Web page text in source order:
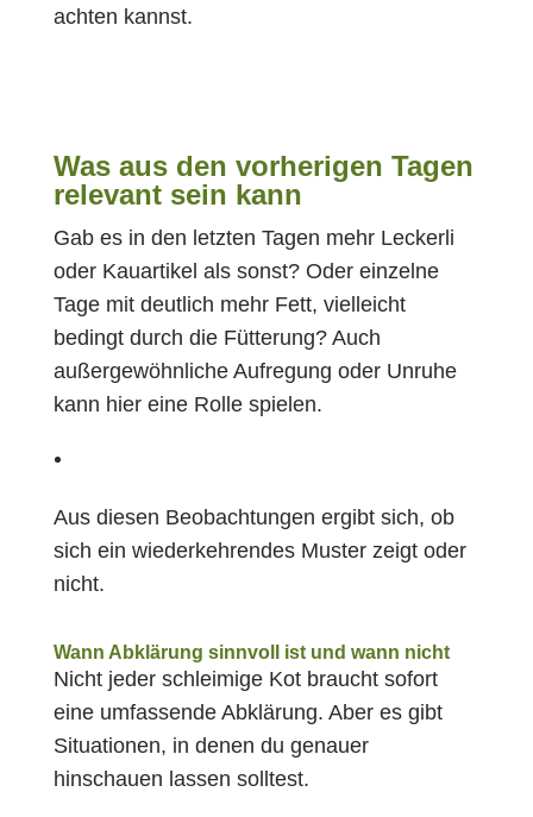
achten kannst.
Was aus den vorherigen Tagen
relevant sein kann
Gab es in den letzten Tagen mehr Leckerli
oder Kauartikel als sonst? Oder einzelne
Tage mit deutlich mehr Fett, vielleicht
bedingt durch die Fütterung? Auch
außergewöhnliche Aufregung oder Unruhe
kann hier eine Rolle spielen.
Aus diesen Beobachtungen ergibt sich, ob
sich ein wiederkehrendes Muster zeigt oder
nicht.
Wann Abklärung sinnvoll ist und wann nicht
Nicht jeder schleimige Kot braucht sofort
eine umfassende Abklärung. Aber es gibt
Situationen, in denen du genauer
hinschauen lassen solltest.